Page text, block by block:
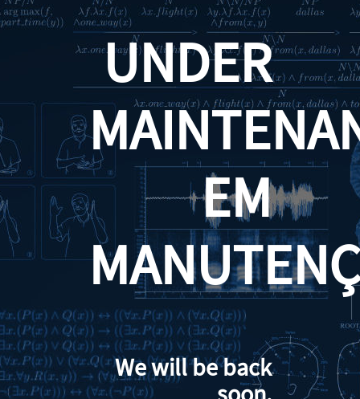
UNDER
EM
We will be back